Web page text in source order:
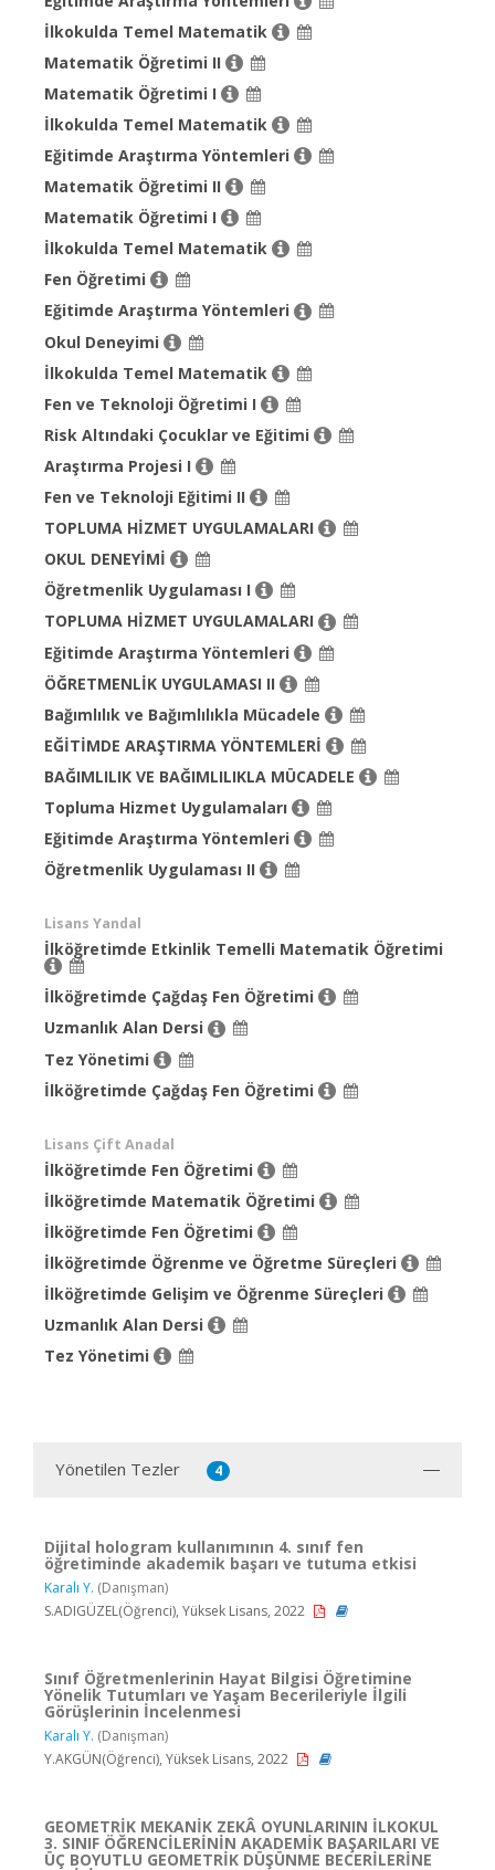
İlkokulda Temel Matematik
Matematik Öğretimi II
Matematik Öğretimi I
İlkokulda Temel Matematik
Eğitimde Araştırma Yöntemleri
Matematik Öğretimi II
Matematik Öğretimi I
İlkokulda Temel Matematik
Fen Öğretimi
Eğitimde Araştırma Yöntemleri
Okul Deneyimi
İlkokulda Temel Matematik
Fen ve Teknoloji Öğretimi I
Risk Altındaki Çocuklar ve Eğitimi
Araştırma Projesi I
Fen ve Teknoloji Eğitimi II
TOPLUMA HİZMET UYGULAMALARI
OKUL DENEYİMİ
Öğretmenlik Uygulaması I
TOPLUMA HİZMET UYGULAMALARI
Eğitimde Araştırma Yöntemleri
ÖĞRETMENLİK UYGULAMASI II
Bağımlılık ve Bağımlılıkla Mücadele
EĞİTİMDE ARAŞTIRMA YÖNTEMLERİ
BAĞIMLILIK VE BAĞIMLILIKLA MÜCADELE
Topluma Hizmet Uygulamaları
Eğitimde Araştırma Yöntemleri
Öğretmenlik Uygulaması II
Lisans Yandal
İlköğretimde Etkinlik Temelli Matematik Öğretimi
İlköğretimde Çağdaş Fen Öğretimi
Uzmanlık Alan Dersi
Tez Yönetimi
İlköğretimde Çağdaş Fen Öğretimi
Lisans Çift Anadal
İlköğretimde Fen Öğretimi
İlköğretimde Matematik Öğretimi
İlköğretimde Fen Öğretimi
İlköğretimde Öğrenme ve Öğretme Süreçleri
İlköğretimde Gelişim ve Öğrenme Süreçleri
Uzmanlık Alan Dersi
Tez Yönetimi
Yönetilen Tezler 4
Dijital hologram kullanımının 4. sınıf fen
öğretiminde akademik başarı ve tutuma etkisi
Karalı Y. (Danışman)
S.ADIGÜZEL(Öğrenci), Yüksek Lisans, 2022
Sınıf Öğretmenlerinin Hayat Bilgisi Öğretimine
Yönelik Tutumları ve Yaşam Becerileriyle İlgili
Görüşlerinin İncelenmesi
Karalı Y. (Danışman)
Y.AKGÜN(Öğrenci), Yüksek Lisans, 2022
GEOMETRİK MEKANİK ZEKÂ OYUNLARININ İLKOKUL
3. SINIF ÖĞRENCİLERİNİN AKADEMİK BAŞARILARI VE
ÜÇ BOYUTLU GEOMETRİK DÜŞÜNME BECERİLERİNE